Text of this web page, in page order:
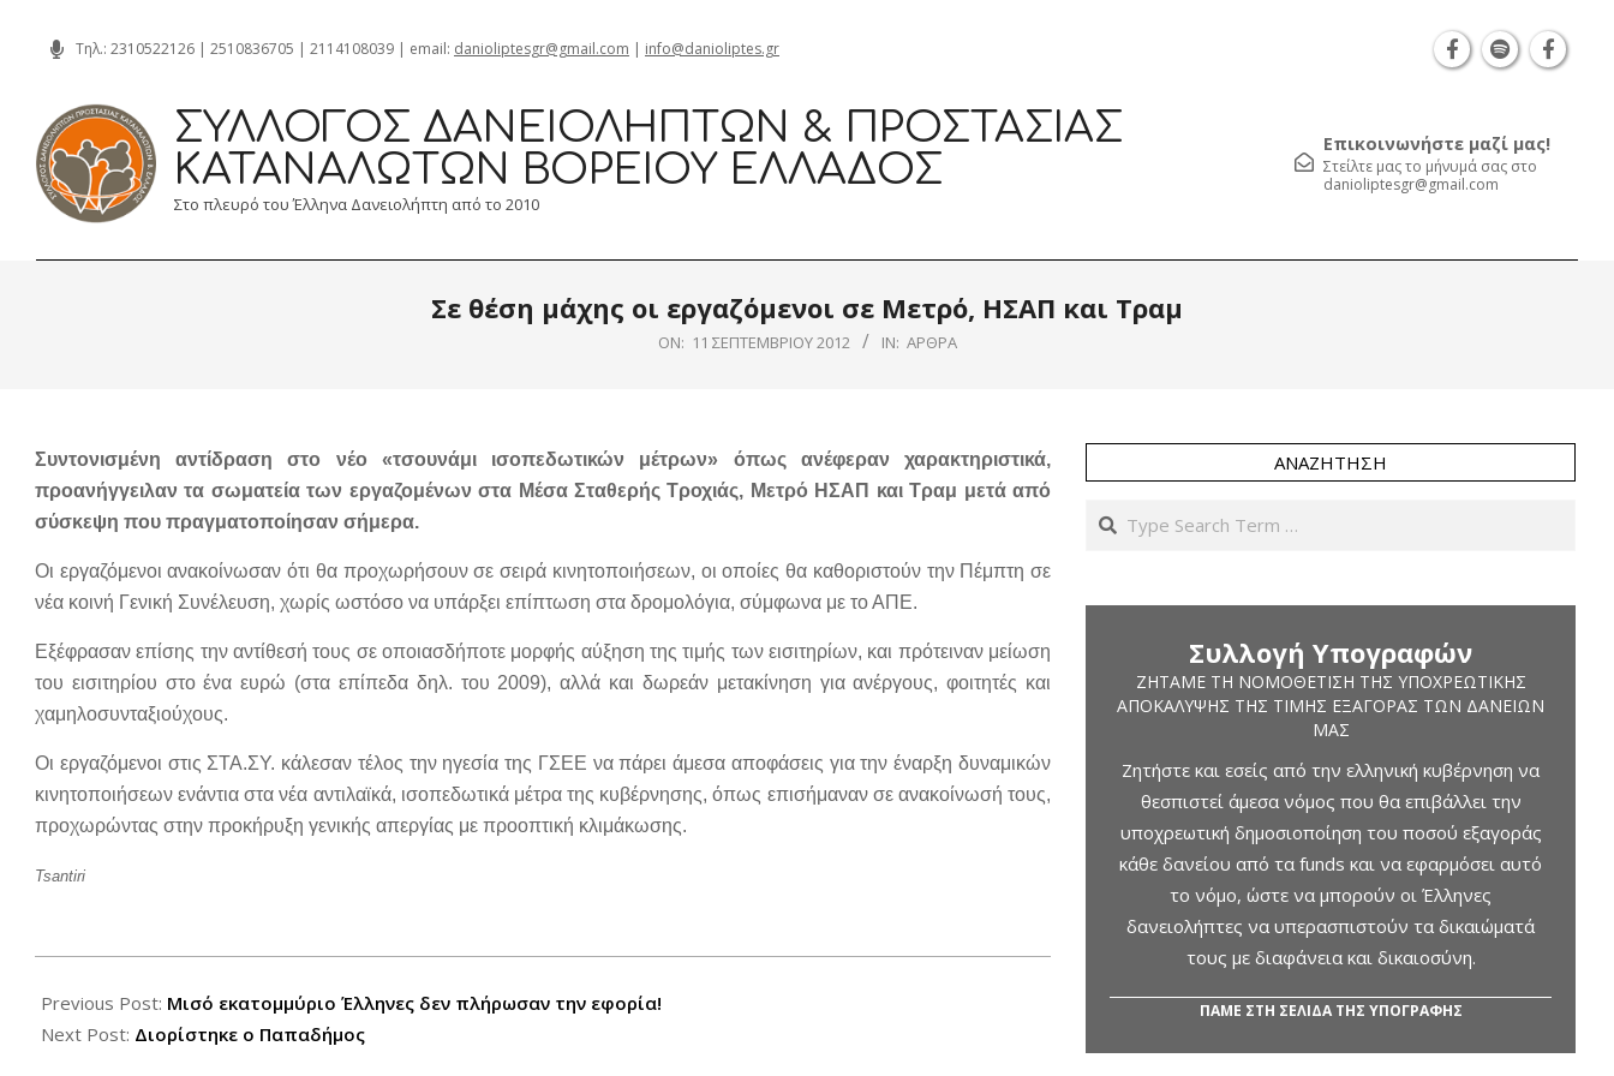
content
Τηλ.: 2310522126 | 2510836705 | 2114108039 | email: danioliptesgr@gmail.com | info@danioliptes.gr
ΣΎΛΛΟΓΟΣ ΔΑΝΕΙΟΛΗΠΤΏΝ & ΠΡΟΣΤΑΣΊΑΣ
ΚΑΤΑΝΑΛΩΤΏΝ ΒΟΡΕΊΟΥ ΕΛΛΆΔΟΣ
Στο πλευρό του Έλληνα Δανειολήπτη από το 2010
Επικοινωνήστε μαζί μας!
Στείλτε μας το μήνυμά σας στο
danioliptesgr@gmail.com
Σε θέση μάχης οι εργαζόμενοι σε Μετρό, ΗΣΑΠ και Τραμ
ON: 11 ΣΕΠΤΕΜΒΡΊΟΥ 2012 IN: ΆΡΘΡΑ
Συντονισμένη αντίδραση στο νέο «τσουνάμι ισοπεδωτικών μέτρων» όπως ανέφεραν χαρακτηριστικά,
προανήγγειλαν τα σωματεία των εργαζομένων στα Μέσα Σταθερής Τροχιάς, Μετρό ΗΣΑΠ και Τραμ μετά από
σύσκεψη που πραγματοποίησαν σήμερα.
Οι εργαζόμενοι ανακοίνωσαν ότι θα προχωρήσουν σε σειρά κινητοποιήσεων, οι οποίες θα καθοριστούν την Πέμπτη σε
νέα κοινή Γενική Συνέλευση, χωρίς ωστόσο να υπάρξει επίπτωση στα δρομολόγια, σύμφωνα με το ΑΠΕ.
Εξέφρασαν επίσης την αντίθεσή τους σε οποιασδήποτε μορφής αύξηση της τιμής των εισιτηρίων, και πρότειναν μείωση
του εισιτηρίου στο ένα ευρώ (στα επίπεδα δηλ. του 2009), αλλά και δωρεάν μετακίνηση για ανέργους, φοιτητές και
χαμηλοσυνταξιούχους.
Οι εργαζόμενοι στις ΣΤΑ.ΣΥ. κάλεσαν τέλος την ηγεσία της ΓΣΕΕ να πάρει άμεσα αποφάσεις για την έναρξη δυναμικών
κινητοποιήσεων ενάντια στα νέα αντιλαϊκά, ισοπεδωτικά μέτρα της κυβέρνησης, όπως επισήμαναν σε ανακοίνωσή τους,
προχωρώντας στην προκήρυξη γενικής απεργίας με προοπτική κλιμάκωσης.
Tsantiri
09-
11
Previous Post: Μισό εκατομμύριο Έλληνες δεν πλήρωσαν την εφορία!
Next Post: Διορίστηκε ο Παπαδήμος
ΑΝΑΖΉΤΗΣΗ
Search
Συλλογή Υπογραφών
ΖΗΤΆΜΕ ΤΗ ΝΟΜΟΘΈΤΙΣΗ ΤΗΣ ΥΠΟΧΡΕΩΤΙΚΉΣ
ΑΠΟΚΆΛΥΨΗΣ ΤΗΣ ΤΙΜΉΣ ΕΞΑΓΟΡΆΣ ΤΩΝ ΔΑΝΕΊΩΝ
ΜΑΣ
Ζητήστε και εσείς από την ελληνική κυβέρνηση να
θεσπιστεί άμεσα νόμος που θα επιβάλλει την
υποχρεωτική δημοσιοποίηση του ποσού εξαγοράς
κάθε δανείου από τα funds και να εφαρμόσει αυτό
το νόμο, ώστε να μπορούν οι Έλληνες
δανειολήπτες να υπερασπιστούν τα δικαιώματά
τους με διαφάνεια και δικαιοσύνη.
ΠΑΜΕ ΣΤΗ ΣΕΛΙΔΑ ΤΗΣ ΥΠΟΓΡΑΦΗΣ